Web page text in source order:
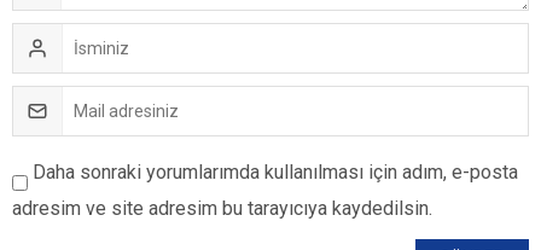
Daha sonraki yorumlarımda kullanılması için adım, e-posta
adresim ve site adresim bu tarayıcıya kaydedilsin.